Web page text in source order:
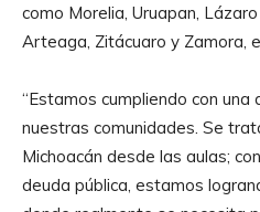
como Morelia, Uruapan,
Arteaga, Zitácuaro y Zamora,
“Estamos cumpliendo con una
nuestras comunidades. Se
Michoacán desde las aulas;
deuda pública, estamos